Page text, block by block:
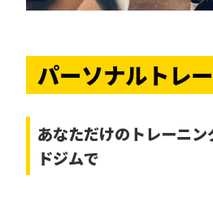
パーソナルトレ
あなただけの トレーニ
ドジムで